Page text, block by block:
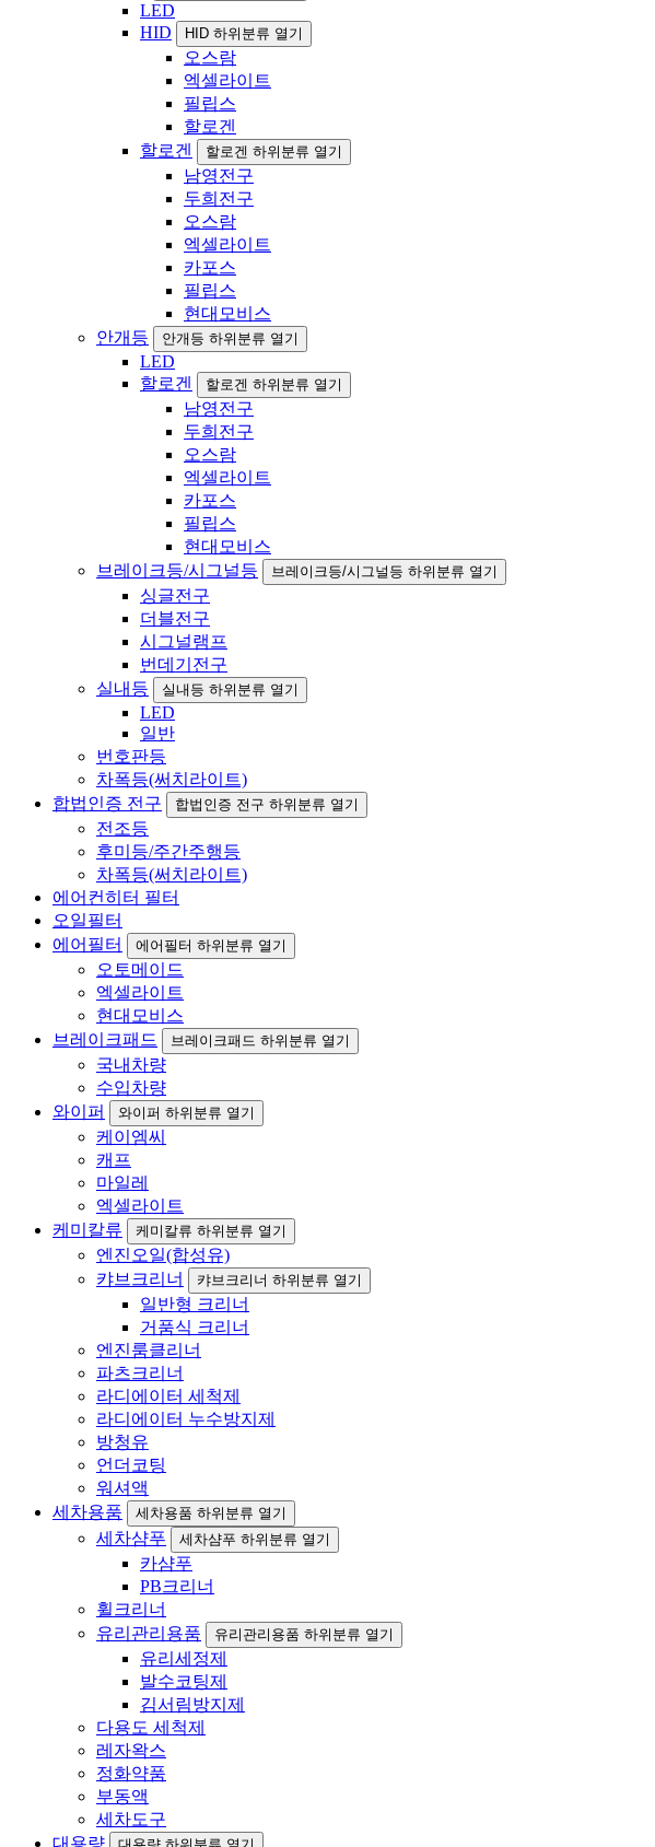
LED
HID
HID 하위분류 열기
오스람
엑셀라이트
필립스
할로겐
할로겐
할로겐 하위분류 열기
남영전구
두희전구
오스람
엑셀라이트
카포스
필립스
현대모비스
안개등
안개등 하위분류 열기
LED
할로겐
할로겐 하위분류 열기
남영전구
두희전구
오스람
엑셀라이트
카포스
필립스
현대모비스
브레이크등/시그널등
브레이크등/시그널등 하위분류 열기
싱글전구
더블전구
시그널램프
번데기전구
실내등
실내등 하위분류 열기
LED
일반
번호판등
차폭등(써치라이트)
합법인증 전구
합법인증 전구 하위분류 열기
전조등
후미등/주간주행등
차폭등(써치라이트)
에어컨히터 필터
오일필터
에어필터
에어필터 하위분류 열기
오토메이드
엑셀라이트
현대모비스
브레이크패드
브레이크패드 하위분류 열기
국내차량
수입차량
와이퍼
와이퍼 하위분류 열기
케이엠씨
캐프
마일레
엑셀라이트
케미칼류
케미칼류 하위분류 열기
엔진오일(합성유)
캬브크리너
캬브크리너 하위분류 열기
일반형 크리너
거품식 크리너
엔진룸클리너
파츠크리너
라디에이터 세척제
라디에이터 누수방지제
방청유
언더코팅
워셔액
세차용품
세차용품 하위분류 열기
세차샴푸 세차샴푸 하위분류 열기
카샴푸
PB크리너
휠크리너
유리관리용품
유리관리용품 하위분류 열기
유리세정제
발수코팅제
김서림방지제
다용도 세척제
레자왁스
정화약품
부동액
세차도구
대용량